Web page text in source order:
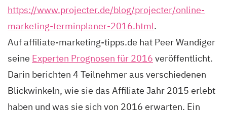
https://www.projecter.de/blog/projecter/online-
marketing-terminplaner-2016.html.
Auf affiliate-marketing-tipps.de hat Peer Wandiger
seine Experten Prognosen für 2016 veröffentlicht.
Darin berichten 4 Teilnehmer aus verschiedenen
Blickwinkeln, wie sie das Affiliate Jahr 2015 erlebt
haben und was sie sich von 2016 erwarten. Ein